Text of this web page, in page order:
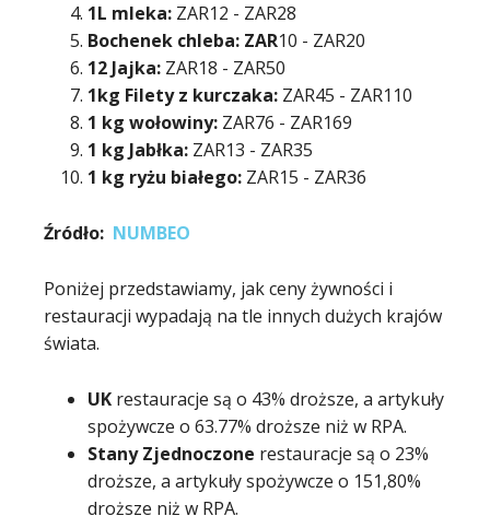
1L mleka: ZAR12 - ZAR28
Bochenek chleba: ZAR10 - ZAR20
12 Jajka: ZAR18 - ZAR50
1kg Filety z kurczaka: ZAR45 - ZAR110
1 kg wołowiny: ZAR76 - ZAR169
1 kg Jabłka: ZAR13 - ZAR35
1 kg ryżu białego: ZAR15 - ZAR36
Źródło: NUMBEO
Poniżej przedstawiamy, jak ceny żywności i
restauracji wypadają na tle innych dużych krajów
świata.
UK restauracje są o 43% droższe, a artykuły
spożywcze o 63.77% droższe niż w RPA.
Stany Zjednoczone restauracje są o 23%
droższe, a artykuły spożywcze o 151,80%
droższe niż w RPA.